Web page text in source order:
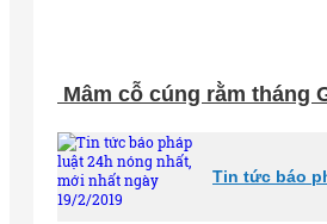
Mâm cỗ cúng rằm tháng
Tin tức báo